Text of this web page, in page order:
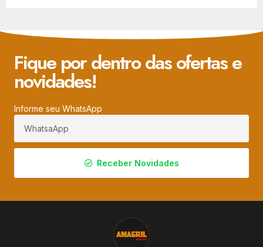
Fique por dentro das ofertas e
novidades!
Informe seu WhatsApp
Receber Novidades